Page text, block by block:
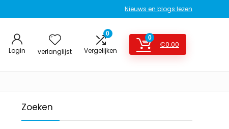
Nieuws en blogs lezen
Login verlanglijst
0
Vergelijken
0
€0.00
Zoeken